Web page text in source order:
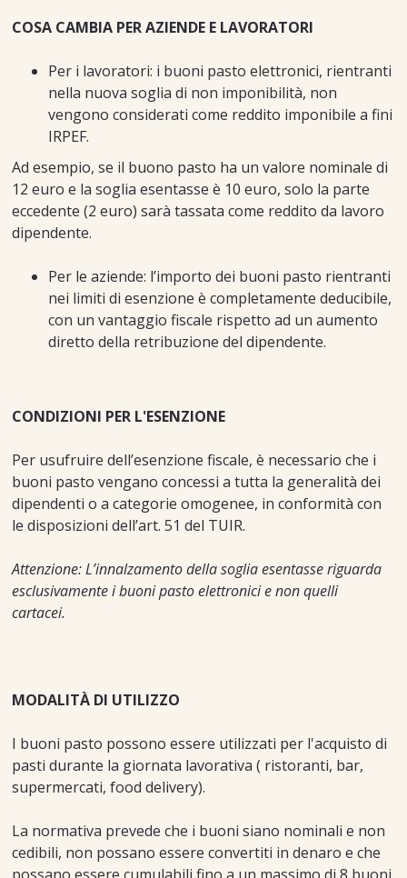
COSA CAMBIA PER AZIENDE E LAVORATORI
Per i lavoratori: i buoni pasto elettronici, rientranti
nella nuova soglia di non imponibilità, non
vengono considerati come reddito imponibile a fini
IRPEF.
Ad esempio, se il buono pasto ha un valore nominale di
12 euro e la soglia esentasse è 10 euro, solo la parte
eccedente (2 euro) sarà tassata come reddito da lavoro
dipendente.
Per le aziende: l’importo dei buoni pasto rientranti
nei limiti di esenzione è completamente deducibile,
con un vantaggio fiscale rispetto ad un aumento
diretto della retribuzione del dipendente.
CONDIZIONI PER L'ESENZIONE
Per usufruire dell’esenzione fiscale, è necessario che i
buoni pasto vengano concessi a tutta la generalità dei
dipendenti o a categorie omogenee, in conformità con
le disposizioni dell’art. 51 del TUIR.
Attenzione: L’innalzamento della soglia esentasse riguarda
esclusivamente i buoni pasto elettronici e non quelli
cartacei.
MODALITÀ DI UTILIZZO
I buoni pasto possono essere utilizzati per l'acquisto di
pasti durante la giornata lavorativa ( ristoranti, bar,
supermercati, food delivery).
La normativa prevede che i buoni siano nominali e non
cedibili, non possano essere convertiti in denaro e che